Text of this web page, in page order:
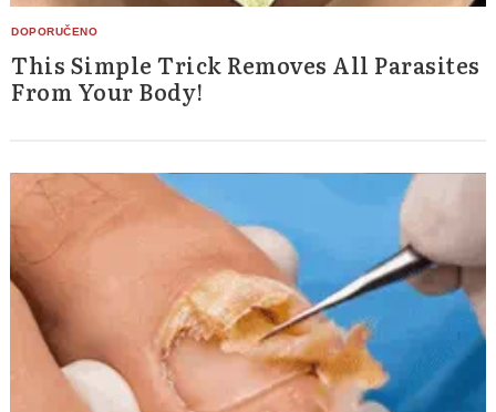
This Simple Trick Removes All Parasites
From Your Body!